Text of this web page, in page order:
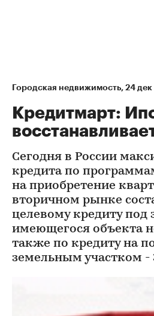
Городская недвижимость⁠, 24 дек
Кредитмарт:
Сегодня в России
кредита по
на приобретение
вторичном рынке
целевому кредиту под
имеющегося объекта
также по кредиту на
земельным участком -